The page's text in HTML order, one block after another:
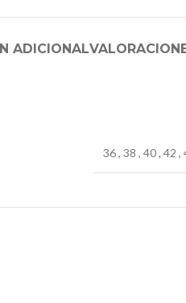
ADICIONAL
36, 38 , 40, 42 ,